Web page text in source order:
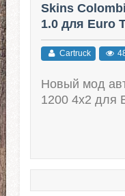
Skins
1.0 для Euro
(v1.37.x -
Cartruck
Новый мод
1200 4x2 для